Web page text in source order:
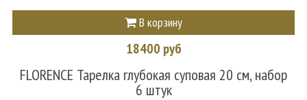
В корзину
18400 руб
FLORENCE Тарелка глубокая суповая 20 см, набор
6 штук